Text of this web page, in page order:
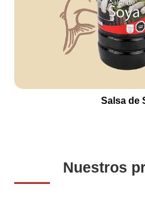
Salsa de
Nuestros